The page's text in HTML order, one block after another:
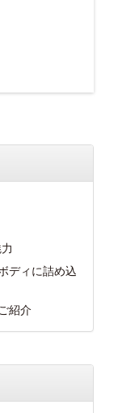
ディに詰め込
紹介